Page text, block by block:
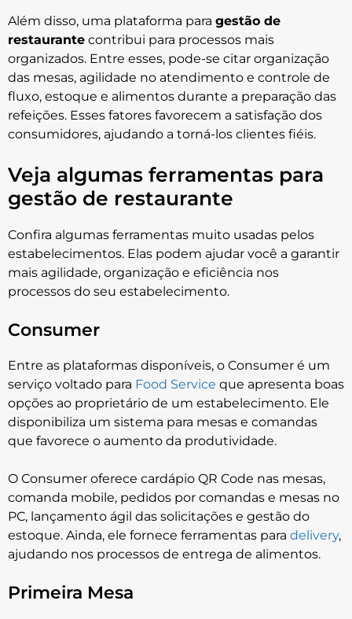
Além disso, uma plataforma para gestão de
restaurante contribui para processos mais
organizados. Entre esses, pode-se citar organização
das mesas, agilidade no atendimento e controle de
fluxo, estoque e alimentos durante a preparação das
refeições. Esses fatores favorecem a satisfação dos
consumidores, ajudando a torná-los clientes fiéis.
Veja algumas ferramentas para
gestão de restaurante
Confira algumas ferramentas muito usadas pelos
estabelecimentos. Elas podem ajudar você a garantir
mais agilidade, organização e eficiência nos
processos do seu estabelecimento.
Consumer
Entre as plataformas disponíveis, o Consumer é um
serviço voltado para Food Service que apresenta boas
opções ao proprietário de um estabelecimento. Ele
disponibiliza um sistema para mesas e comandas
que favorece o aumento da produtividade.
O Consumer oferece cardápio QR Code nas mesas,
comanda mobile, pedidos por comandas e mesas no
PC, lançamento ágil das solicitações e gestão do
estoque. Ainda, ele fornece ferramentas para delivery,
ajudando nos processos de entrega de alimentos.
Primeira Mesa